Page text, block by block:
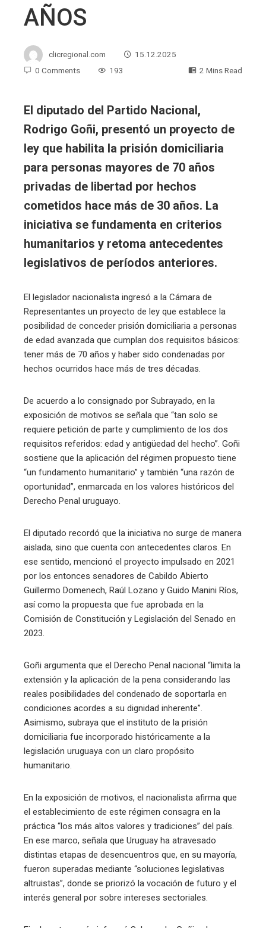
AÑOS
clicregional.com
15.12.2025
0 Comments
193 2 Mins Read
El diputado del Partido Nacional,
Rodrigo Goñi, presentó un proyecto de
ley que habilita la prisión domiciliaria
para personas mayores de 70 años
privadas de libertad por hechos
cometidos hace más de 30 años. La
iniciativa se fundamenta en criterios
humanitarios y retoma antecedentes
legislativos de períodos anteriores.
El legislador nacionalista ingresó a la Cámara de
Representantes un proyecto de ley que establece la
posibilidad de conceder prisión domiciliaria a personas
de edad avanzada que cumplan dos requisitos básicos:
tener más de 70 años y haber sido condenadas por
hechos ocurridos hace más de tres décadas.
De acuerdo a lo consignado por Subrayado, en la
exposición de motivos se señala que “tan solo se
requiere petición de parte y cumplimiento de los dos
requisitos referidos: edad y antigüedad del hecho”. Goñi
sostiene que la aplicación del régimen propuesto tiene
“un fundamento humanitario” y también “una razón de
oportunidad”, enmarcada en los valores históricos del
Derecho Penal uruguayo.
El diputado recordó que la iniciativa no surge de manera
aislada, sino que cuenta con antecedentes claros. En
ese sentido, mencionó el proyecto impulsado en 2021
por los entonces senadores de Cabildo Abierto
Guillermo Domenech, Raúl Lozano y Guido Manini Ríos,
así como la propuesta que fue aprobada en la
Comisión de Constitución y Legislación del Senado en
2023.
Goñi argumenta que el Derecho Penal nacional “limita la
extensión y la aplicación de la pena considerando las
reales posibilidades del condenado de soportarla en
condiciones acordes a su dignidad inherente”.
Asimismo, subraya que el instituto de la prisión
domiciliaria fue incorporado históricamente a la
legislación uruguaya con un claro propósito
humanitario.
En la exposición de motivos, el nacionalista afirma que
el establecimiento de este régimen consagra en la
práctica “los más altos valores y tradiciones” del país.
En ese marco, señala que Uruguay ha atravesado
distintas etapas de desencuentros que, en su mayoría,
fueron superadas mediante “soluciones legislativas
altruistas”, donde se priorizó la vocación de futuro y el
interés general por sobre intereses sectoriales.